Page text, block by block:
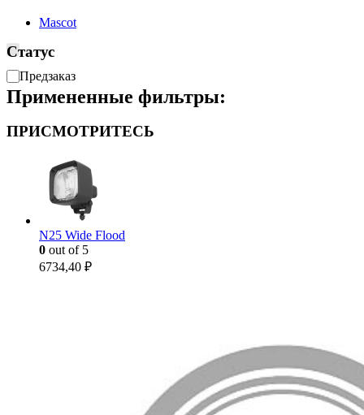
Mascot
Статус
Доступность
Предзаказ
Примененные фильтры:
ПРИСМОТРИТЕСЬ
N25 Wide Flood
0 out of 5
6734,40 ₽